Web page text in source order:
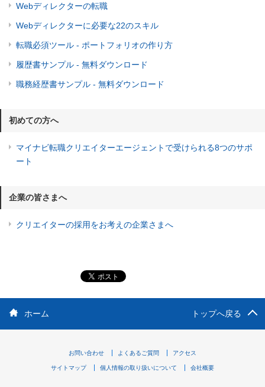
Webディレクターの転職
Webディレクターに必要な22のスキル
転職必須ツール - ポートフォリオの作り方
履歴書サンプル - 無料ダウンロード
職務経歴書サンプル - 無料ダウンロード
初めての方へ
マイナビ転職クリエイターエージェントで受けられる8つのサポ
ート
企業の皆さまへ
クリエイターの採用をお考えの企業さまへ
ホーム トップへ戻る
お問い合わせ よくあるご質問 アクセス
サイトマップ 個人情報の取り扱いについて 会社概要